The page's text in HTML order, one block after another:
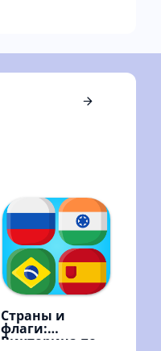
калькуляторы
(1ПМ, формулы..)
Страны и
флаги:
Викторина по